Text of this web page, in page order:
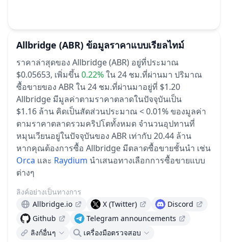
Allbridge (ABR) ข้อมูลราคาแบบเรียลไทม์
ราคาล่าสุดของ Allbridge (ABR) อยู่ที่ประมาณ
$0.05653, เพิ่มขึ้น0.22%ใน 24 ชม.ที่ผ่านมา ปริมาณ
ซื้อขายของ ABR ใน 24 ชม.ที่ผ่านมาอยู่ที่ $1.20
Allbridge มีมูลค่าตามราคาตลาดในปัจจุบันเป็น
$1.16 ล้าน คิดเป็นสัดส่วนประมาณ < 0.01% ของมูลค่า
ตามราคาตลาดรวมคริปโตทั้งหมด จำนวนอุปทานที่
หมุนเวียนอยู่ในปัจจุบันของ ABR เท่ากับ 20.44 ล้าน
หากคุณต้องการซื้อ Allbridge มีตลาดซื้อขายชั้นนำ เช่น
Orca และ Raydium นำเสนอทางเลือกการซื้อขายแบบ
ต่างๆ
ลิงค์อย่างเป็นทางการ
Allbridge.io
X (Twitter)
Discord
Github
Telegram announcements
ลิงก์อื่นๆ
เครื่องมือตรวจสอบ